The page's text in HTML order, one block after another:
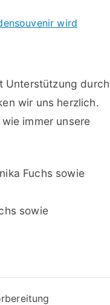
wird
Unterstützung durch
wir uns herzlich.
immer unsere
Fuchs sowie
sowie